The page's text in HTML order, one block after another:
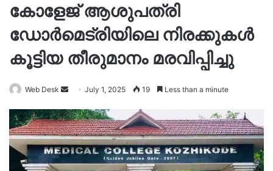
കോളേജ് ആശുപത്രി
ഡോർമെട്രിയിലെ നിരക്കുകൾ
കൂട്ടിയ തീരുമാനം മരവിപ്പിച്ചു
Web Desk
Send
email
July 1, 2025 19 Less than a minute